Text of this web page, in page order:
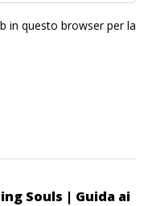
in questo browser per la
Souls | Guida ai